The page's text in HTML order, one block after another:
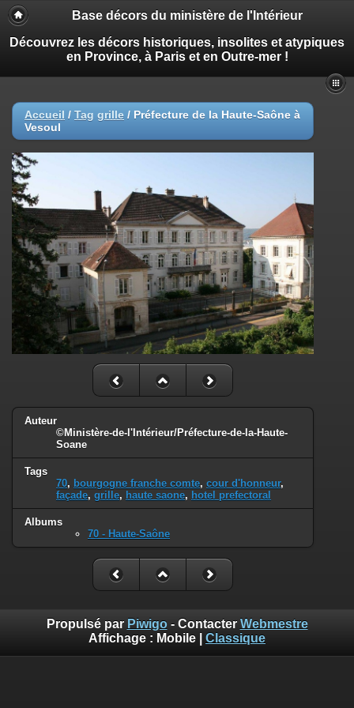
Base décors du ministère de l'Intérieur
Découvrez les décors historiques, insolites et atypiques
en Province, à Paris et en Outre-mer !
Accueil / Tag grille / Préfecture de la Haute-Saône à
Vesoul
Auteur
©Ministère-de-l'Intérieur/Préfecture-de-la-Haute-
Soane
Tags
70, bourgogne franche comte, cour d'honneur,
façade, grille, haute saone, hotel prefectoral
Albums
70 - Haute-Saône
Propulsé par Piwigo- Contacter Webmestre
Affichage : Mobile Classique